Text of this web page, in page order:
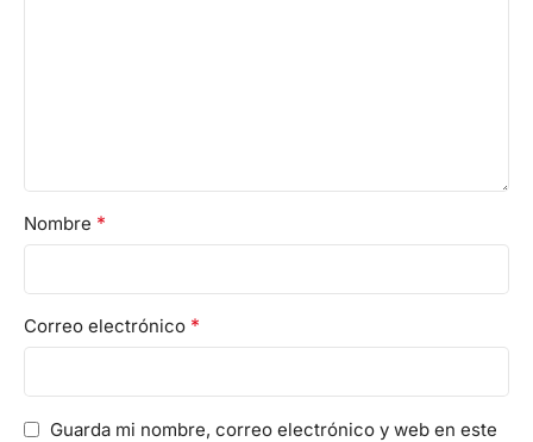
Nombre *
Correo electrónico *
Guarda mi nombre, correo electrónico y web en este